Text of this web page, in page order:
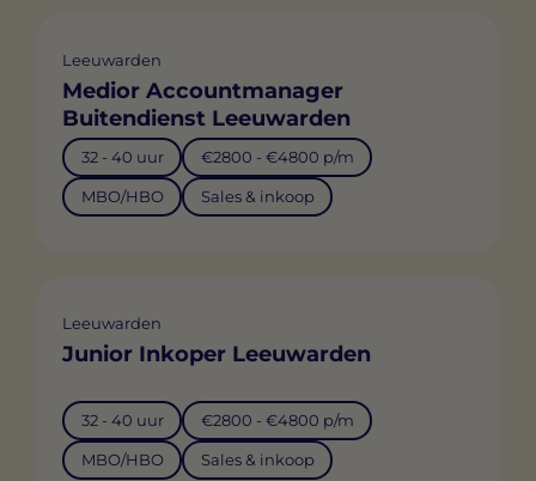
Leeuwarden
Medior Accountmanager
Buitendienst Leeuwarden
32 - 40 uur €2800 - €4800 p/m
MBO/HBO Sales & inkoop
Leeuwarden
Junior Inkoper Leeuwarden
32 - 40 uur €2800 - €4800 p/m
MBO/HBO Sales & inkoop